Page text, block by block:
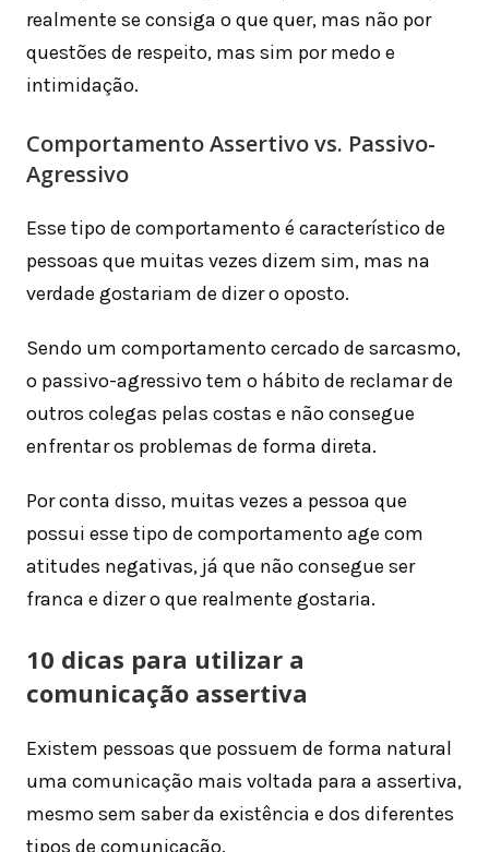
realmente se consiga o que quer, mas não por
questões de respeito, mas sim por medo e
intimidação.
Comportamento Assertivo vs. Passivo-
Agressivo
Esse tipo de comportamento é característico de
pessoas que muitas vezes dizem sim, mas na
verdade gostariam de dizer o oposto.
Sendo um comportamento cercado de sarcasmo,
o passivo-agressivo tem o hábito de reclamar de
outros colegas pelas costas e não consegue
enfrentar os problemas de forma direta.
Por conta disso, muitas vezes a pessoa que
possui esse tipo de comportamento age com
atitudes negativas, já que não consegue ser
franca e dizer o que realmente gostaria.
10 dicas para utilizar a
comunicação assertiva
Existem pessoas que possuem de forma natural
uma comunicação mais voltada para a assertiva,
mesmo sem saber da existência e dos diferentes
tipos de comunicação.